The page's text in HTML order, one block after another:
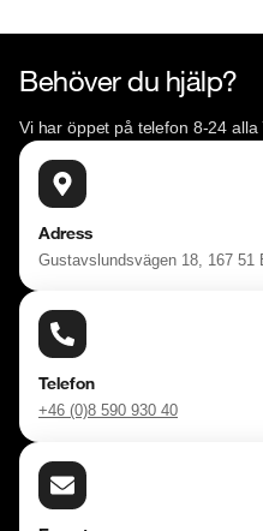
Behöver du hjälp?
Vi har öppet på telefon 8-24 alla
Adress
Gustavslundsvägen 18, 167 51
Telefon
+46 (0)8 590 930 40